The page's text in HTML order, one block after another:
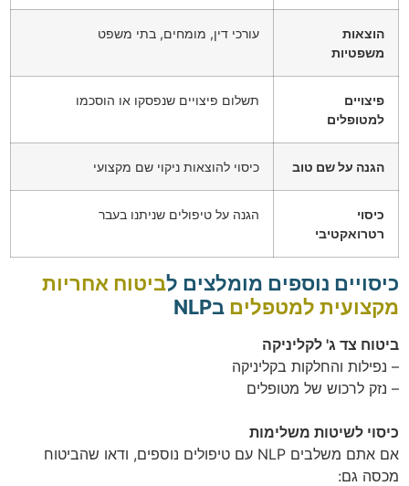
הוצאות
משפטיות
עורכי דין, מומחים, בתי משפט
פיצויים
למטופלים
תשלום פיצויים שנפסקו או הוסכמו
הגנה על שם טוב כיסוי להוצאות ניקוי שם מקצועי
כיסוי
רטרואקטיבי
הגנה על טיפולים שניתנו בעבר
כיסויים נוספים מומלצים לביטוח אחריות
מקצועית למטפלים בNLP
ביטוח צד ג' לקליניקה
– נפילות והחלקות בקליניקה
– נזק לרכוש של מטופלים
כיסוי לשיטות משלימות
אם אתם משלבים NLP עם טיפולים נוספים, ודאו שהביטוח
מכסה גם: